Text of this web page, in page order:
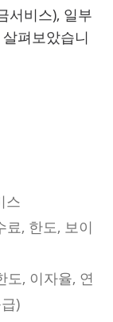
서비스), 일부
펴보았습니
스
, 한도, 보이
도, 이자율, 연
)